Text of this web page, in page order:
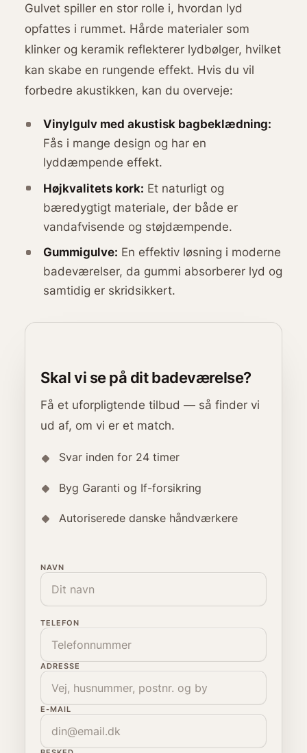
Gulvet spiller en stor rolle i, hvordan lyd
opfattes i rummet. Hårde materialer som
klinker og keramik reflekterer lydbølger, hvilket
kan skabe en rungende effekt. Hvis du vil
forbedre akustikken, kan du overveje:
Vinylgulv med akustisk bagbeklædning:
Fås i mange design og har en
lyddæmpende effekt.
Højkvalitets kork: Et naturligt og
bæredygtigt materiale, der både er
vandafvisende og støjdæmpende.
Gummigulve: En effektiv løsning i moderne
badeværelser, da gummi absorberer lyd og
samtidig er skridsikkert.
Skal vi se på dit badeværelse?
Få et uforpligtende tilbud — så finder vi
ud af, om vi er et match.
Svar inden for 24 timer
Byg Garanti og If-forsikring
Autoriserede danske håndværkere
NAVN
TELEFON
ADRESSE
E-MAIL